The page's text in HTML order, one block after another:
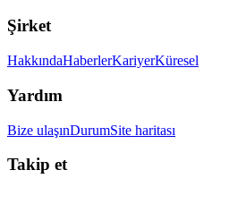
Şirket
HakkındaHaberlerKariyerKüresel
Yardım
Bize ulaşınDurumSite haritası
Takip et